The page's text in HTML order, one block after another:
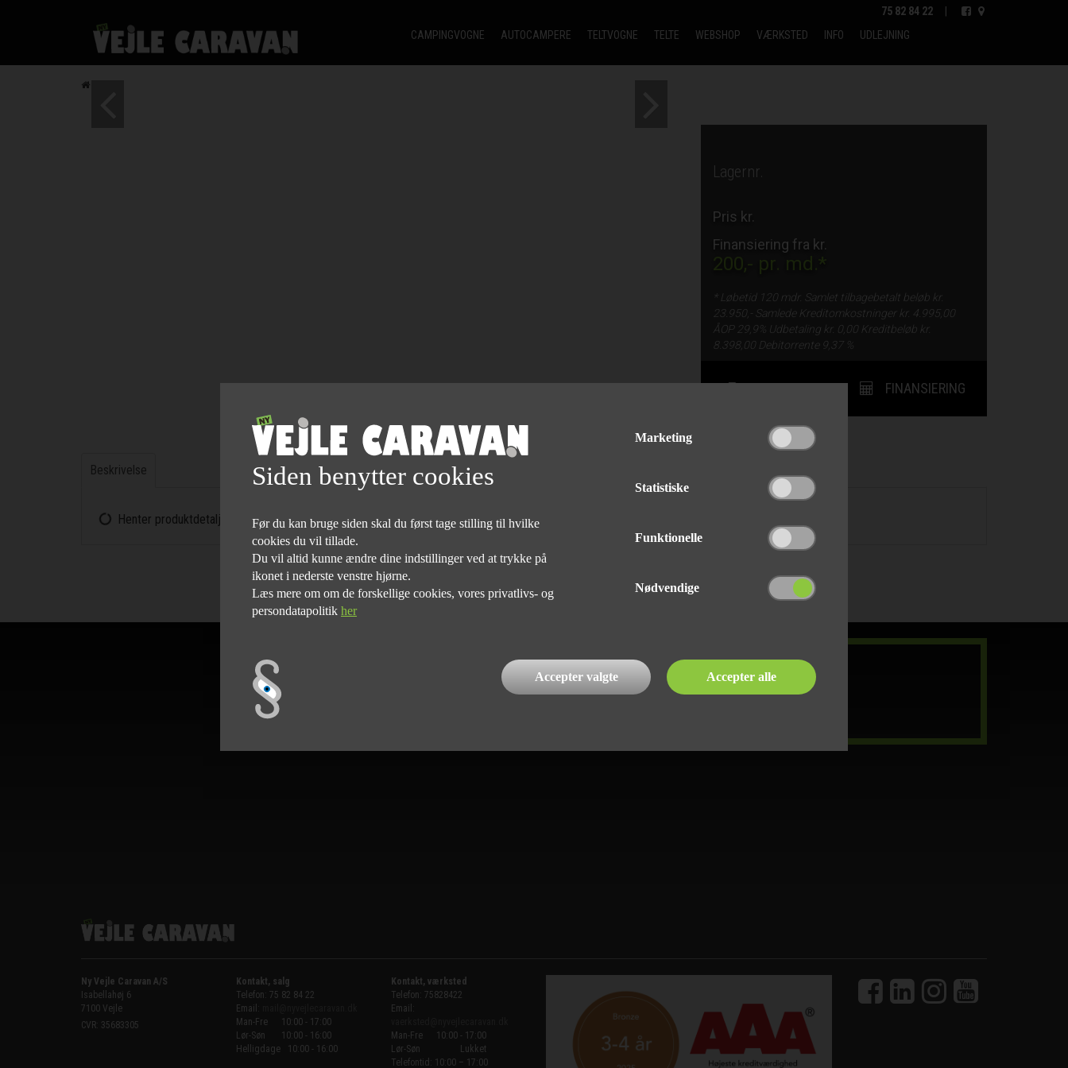
75 82 84 22
CAMPINGVOGNE
AUTOCAMPERE TELTVOGNE TELTE WEBSHOP VÆRKSTED INFO UDLEJNING
Lagernr.
Pris kr.
Finansiering fra kr.
200,- pr. md.*
* Løbetid 120 mdr. Samlet tilbagebetalt beløb kr.
23.950,-
Samlede Kreditomkostninger kr.
4.995,00
ÅOP 29,9% Udbetaling kr. 0,00 Kreditbeløb kr.
8.398,00 Debitorrente 9,37 %
UDSKRIV FINANSIERING
Beskrivelse
Henter produktdetaljerne...
Med forbehold for tryk og taste fejl af udstyr på alle vogne
DET SKER
Ny Vejle Caravan A/S
Isabellahøj 6
7100 Vejle
CVR: 35683305
Kontakt, salg
Telefon: 75 82 84 22
Email:
Man-Fre
10:00 - 17:00
Lør-Søn
10:00 - 16:00
Helligdage   10:00 - 16:00
Kontakt, værksted
Telefon: 75828422
Email:
Man-Fre
10:00 - 17:00
Lør-Søn
Lukket
Telefontid: 10:00 – 17:00
Siden benytter cookies
Før du kan bruge siden skal du først tage stilling til hvilke
cookies du vil tillade.
Du vil altid kunne ændre dine indstillinger ved at trykke på
ikonet i nederste venstre hjørne.
Læs mere om om de forskellige cookies, vores privatlivs- og
persondatapolitik her
Marketing
Statistiske
Funktionelle
Nødvendige
Accepter valgte Accepter alle